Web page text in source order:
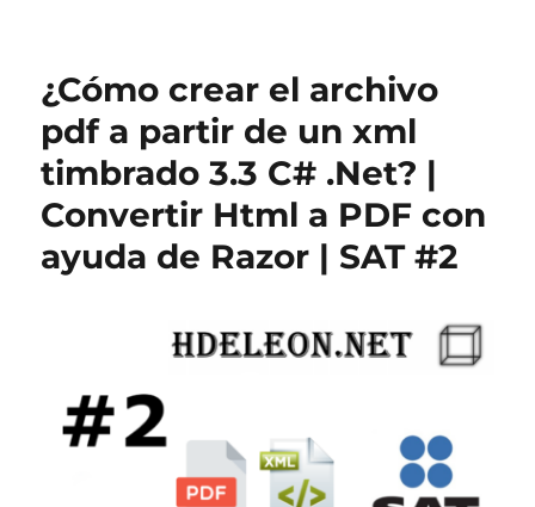
¿Cómo crear el archivo
pdf a partir de un xml
timbrado 3.3 C# .Net? |
Convertir Html a PDF con
ayuda de Razor | SAT #2